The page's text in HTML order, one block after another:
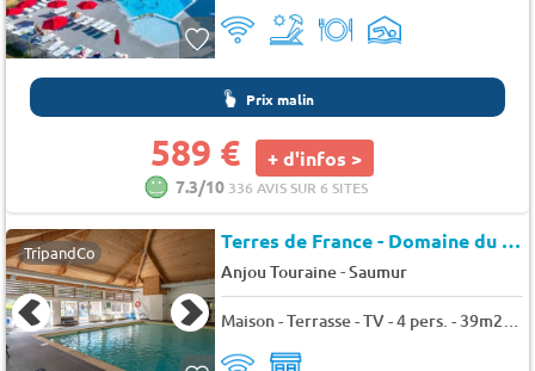
Prix malin
589 € + d'infos >
7.3/10 336 AVIS SUR 6 SITES
TripandCo Terres de France - Domaine du Golf*
Anjou Touraine-Saumur